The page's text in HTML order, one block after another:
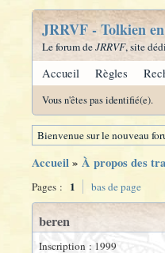
JRRVF - Tolkien
Le forum deJRRVF, site
Accueil Règles
Vous n'êtes pas identifié(e).
Bienvenue sur le nouveau
Accueil» À propos des
Pages : 1 bas de page
beren
Inscription : 1999